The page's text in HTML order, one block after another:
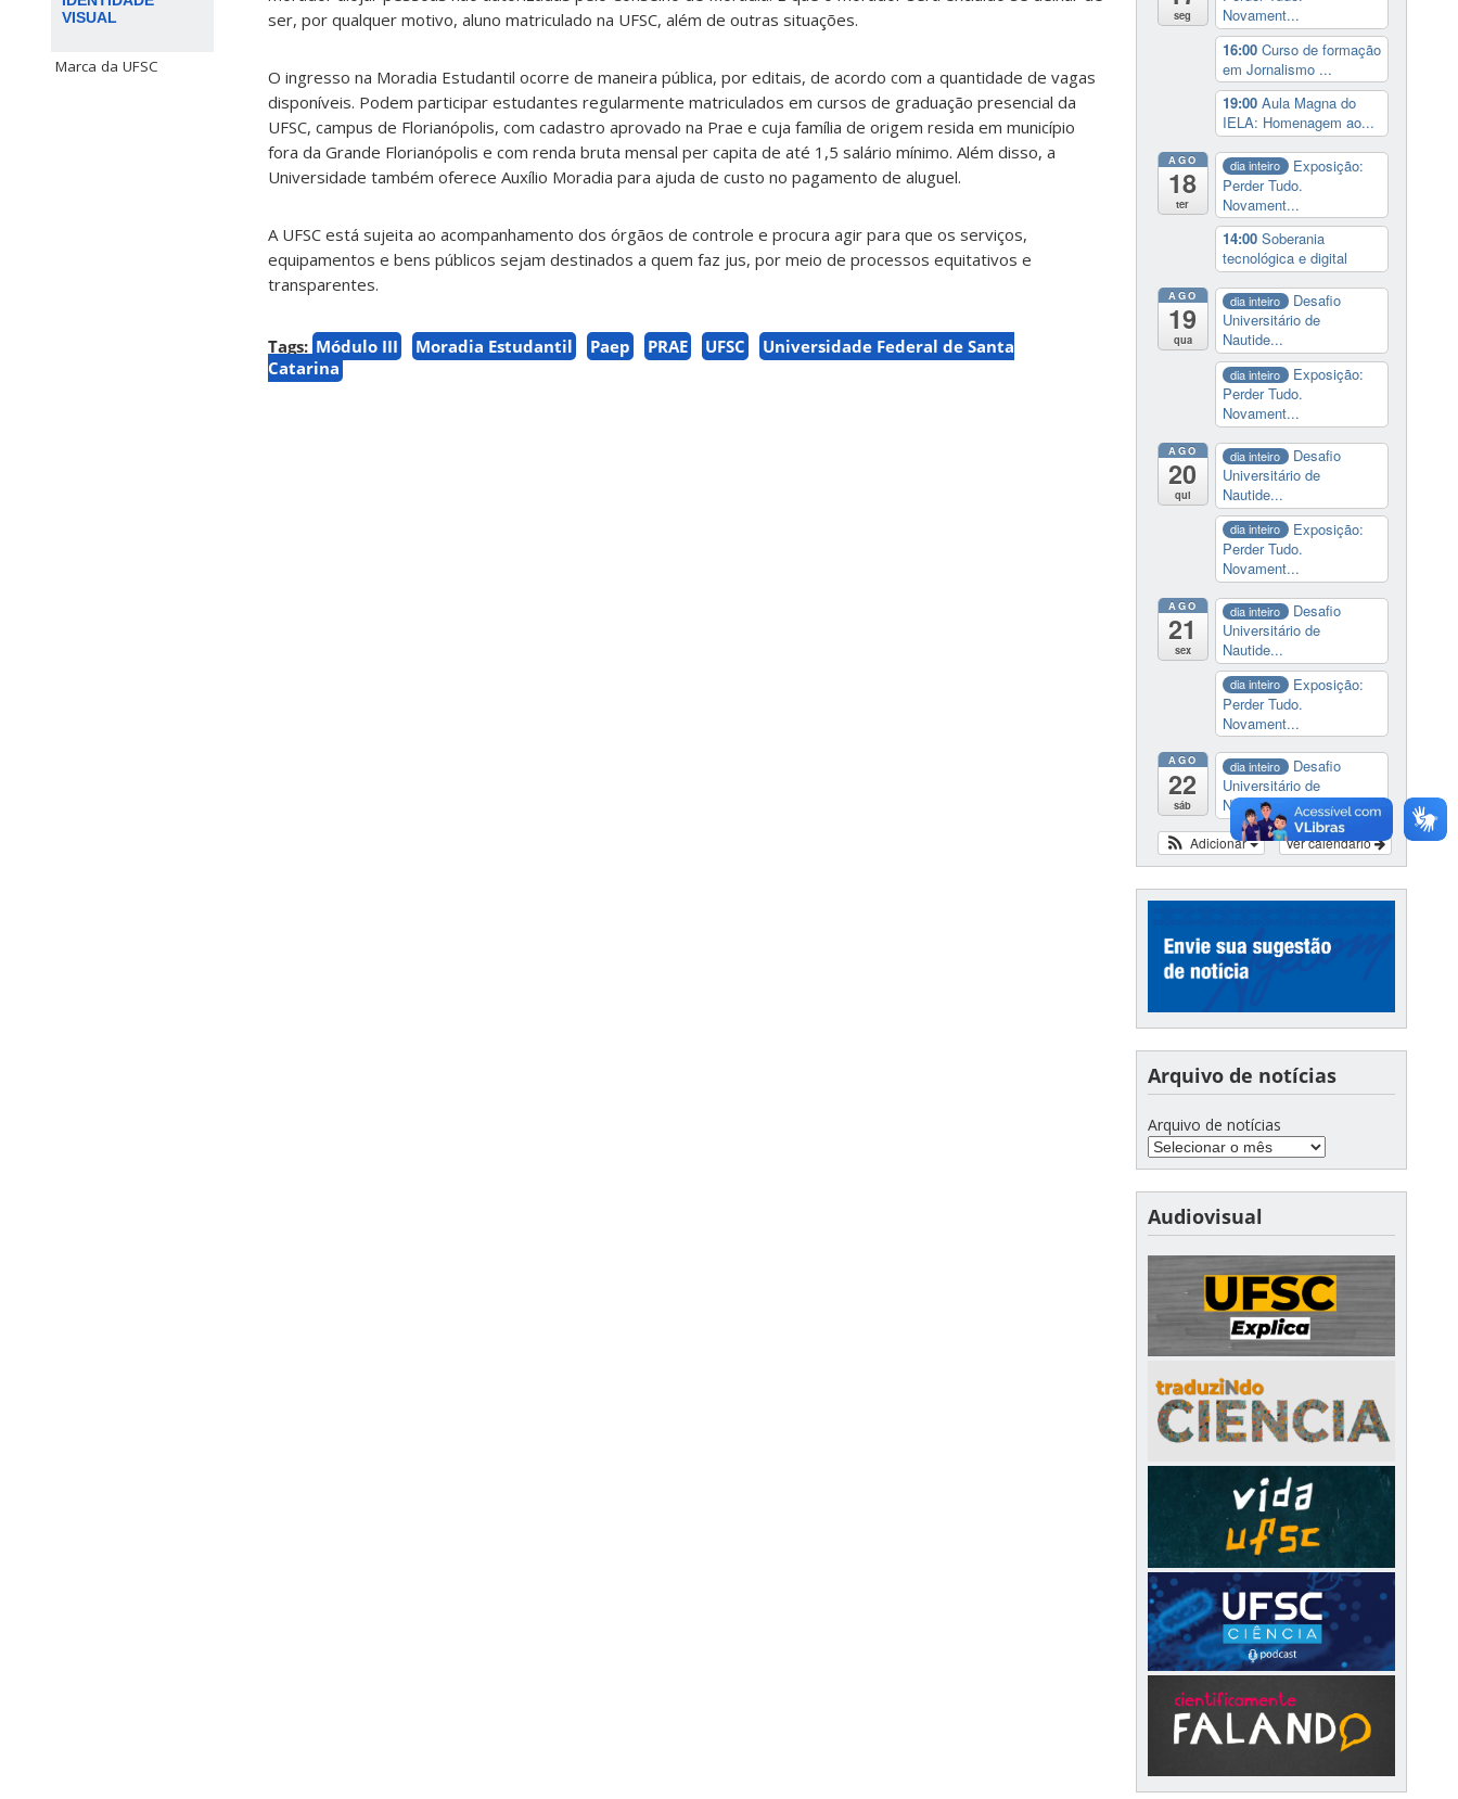
VISUAL
Marca da UFSC
ser, por qualquer motivo, aluno matriculado na UFSC, além de outras situações.
O ingresso na Moradia Estudantil ocorre de maneira pública, por editais, de acordo com a quantidade de vagas
disponíveis. Podem participar estudantes regularmente matriculados em cursos de graduação presencial da
UFSC, campus de Florianópolis, com cadastro aprovado na Prae e cuja família de origem resida em município
fora da Grande Florianópolis e com renda bruta mensal per capita de até 1,5 salário mínimo. Além disso, a
Universidade também oferece Auxílio Moradia para ajuda de custo no pagamento de aluguel.
A UFSC está sujeita ao acompanhamento dos órgãos de controle e procura agir para que os serviços,
equipamentos e bens públicos sejam destinados a quem faz jus, por meio de processos equitativos e
transparentes.
Tags: Módulo III Moradia Estudantil Paep PRAE UFSC
Universidade Federal de Santa
Catarina
seg
Novament...
16:00 Curso de formação
em Jornalismo ...
19:00 Aula Magna do
IELA: Homenagem ao...
AGO
18
ter
dia inteiro
Exposição:
Perder Tudo.
Novament...
14:00 Soberania
tecnológica e digital
AGO
19
qua
dia inteiro
Desafio
Universitário de
Nautide...
dia inteiro
Exposição:
Perder Tudo.
Novament...
AGO
20
qui
dia inteiro
Desafio
Universitário de
Nautide...
dia inteiro
Exposição:
Perder Tudo.
Novament...
AGO
21
sex
dia inteiro
Desafio
Universitário de
Nautide...
dia inteiro
Exposição:
Perder Tudo.
Novament...
AGO
22
sáb
dia inteiro
Desafio
Universitário de
Nautide...
Ver calendário
Adicionar
Arquivo de notícias
Arquivo de notícias
Audiovisual